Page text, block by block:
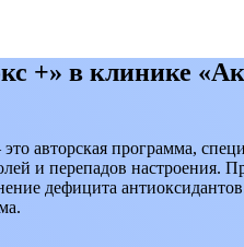
+» в клинике
авторская программа,
и перепадов
дефицита